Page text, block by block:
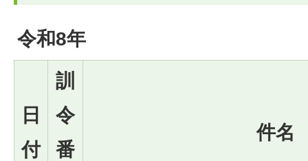
令和8年
日
付
訓
令
番
件名